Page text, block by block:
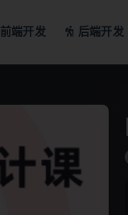
前端开发 后端开发